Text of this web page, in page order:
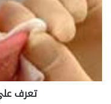
ر
م
تعرف